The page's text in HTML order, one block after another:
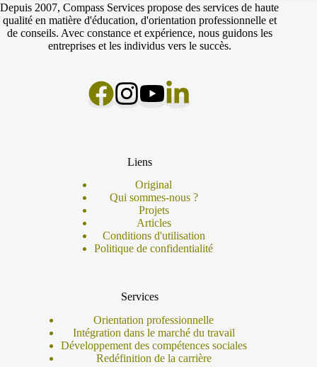
Depuis 2007, Compass Services propose des services de haute
qualité en matière d'éducation, d'orientation professionnelle et
de conseils. Avec constance et expérience, nous guidons les
entreprises et les individus vers le succès.
Liens
Original
Qui sommes-nous ?
Projets
Articles
Conditions d'utilisation
Politique de confidentialité
Services
Orientation professionnelle
Intégration dans le marché du travail
Développement des compétences sociales
Redéfinition de la carrière